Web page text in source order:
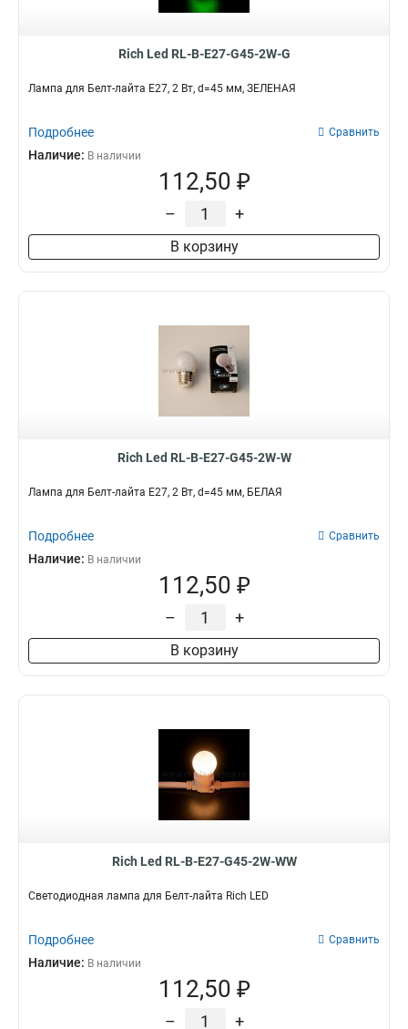
Rich Led RL-B-E27-G45-2W-G
Лампа для Белт-лайта Е27, 2 Вт, d=45 мм, ЗЕЛЕНАЯ
Подробнее Сравнить
Наличие: В наличии
112,50 ₽
– +
В корзину
Rich Led RL-B-E27-G45-2W-W
Лампа для Белт-лайта Е27, 2 Вт, d=45 мм, БЕЛАЯ
Подробнее Сравнить
Наличие: В наличии
112,50 ₽
– +
В корзину
Rich Led RL-B-E27-G45-2W-WW
Светодиодная лампа для Белт-лайта Rich LED
Подробнее Сравнить
Наличие: В наличии
112,50 ₽
– +